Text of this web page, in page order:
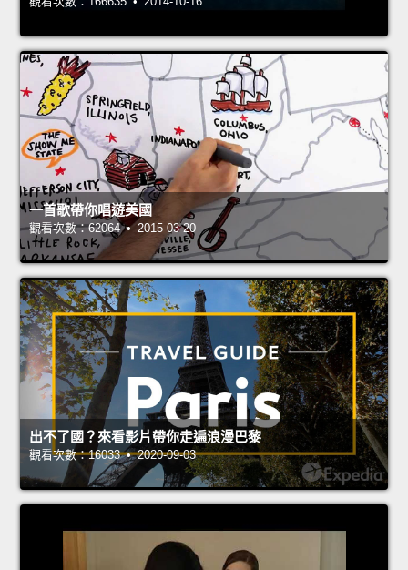
一首歌帶你唱遊美國
觀看次數：62064 • 2015-03-20
出不了國？來看影片帶你走遍浪漫巴黎
觀看次數：16033 • 2020-09-03